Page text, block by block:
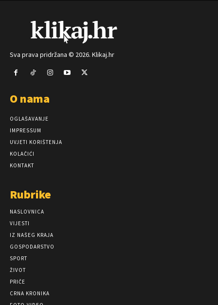
Sva prava pridržana © 2026. Klikaj.hr
O nama
OGLAŠAVANJE
IMPRESSUM
UVJETI KORIŠTENJA
KOLAČIĆI
KONTAKT
Rubrike
NASLOVNICA
VIJESTI
IZ NAŠEG KRAJA
GOSPODARSTVO
SPORT
ŽIVOT
PRIČE
CRNA KRONIKA